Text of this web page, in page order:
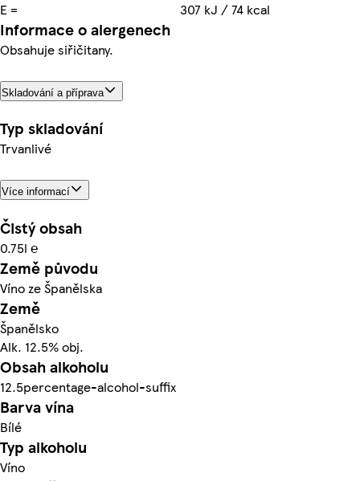
E =
307 kJ / 74 kcal
Informace o alergenech
Obsahuje siřičitany.
Skladování a příprava
Typ skladování
Trvanlivé
Více informací
Čistý obsah
0.75l ℮
Země původu
Víno ze Španělska
Země
Španělsko
Alk. 12.5% obj.
Obsah alkoholu
12.5percentage-alcohol-suffix
Barva vína
Bílé
Typ alkoholu
Víno